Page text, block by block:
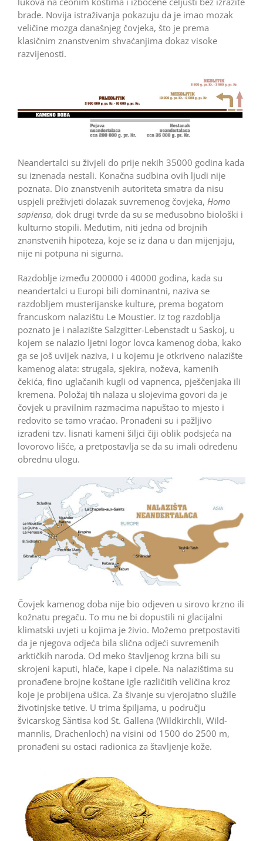
brade. Novija istraživanja pokazuju da je imao mozak
veličine mozga današnjeg čovjeka, što je prema
klasičnim znanstvenim shvaćanjima dokaz visoke
razvijenosti.
Neandertalci su živjeli do prije nekih 35000 godina kada
su iznenada nestali. Konačna sudbina ovih ljudi nije
poznata. Dio znanstvenih autoriteta smatra da nisu
uspjeli preživjeti dolazak suvremenog čovjeka, Homo
sapiensa, dok drugi tvrde da su se međusobno biološki i
kulturno stopili. Međutim, niti jedna od brojnih
znanstvenih hipoteza, koje se iz dana u dan mijenjaju,
nije ni potpuna ni sigurna.
Razdoblje između 200000 i 40000 godina, kada su
neandertalci u Europi bili dominantni, naziva se
razdobljem musterijanske kulture, prema bogatom
francuskom nalazištu Le Moustier. Iz tog razdoblja
poznato je i nalazište Salzgitter-Lebenstadt u Saskoj, u
kojem se nalazio ljetni logor lovca kamenog doba, kako
ga se još uvijek naziva, i u kojemu je otkriveno nalazište
kamenog alata: strugala, sjekira, noževa, kamenih
čekića, fino uglačanih kugli od vapnenca, pješčenjaka ili
kremena. Položaj tih nalaza u slojevima govori da je
čovjek u pravilnim razmacima napuštao to mjesto i
redovito se tamo vraćao. Pronađeni su i pažljivo
izrađeni tzv. lisnati kameni šiljci čiji oblik podsjeća na
lovorovo lišće, a pretpostavlja se da su imali određenu
obrednu ulogu.
Čovjek kamenog doba nije bio odjeven u sirovo krzno ili
kožnatu pregaču. To mu ne bi dopustili ni glacijalni
klimatski uvjeti u kojima je živio. Možemo pretpostaviti
da je njegova odjeća bila slična odjeći suvremenih
arktičkih naroda. Od meko štavljenog krzna bili su
skrojeni kaputi, hlače, kape i cipele. Na nalazištima su
pronađene brojne koštane igle različitih veličina kroz
koje je probijena ušica. Za šivanje su vjerojatno služile
životinjske tetive. U trima špiljama, u području
švicarskog Säntisa kod St. Gallena (Wildkirchli, Wild­
mannlis, Drachenloch) na visini od 1500 do 2500 m,
pronađeni su ostaci radionica za štavljenje kože.